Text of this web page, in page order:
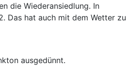
die Wiederansiedlung. In
Das hat auch mit dem Wetter zu
ausgedünnt.